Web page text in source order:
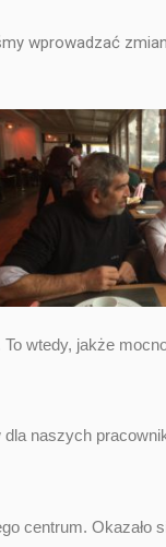
wprowadzać
wtedy, jakże
naszych
centrum. Okazało